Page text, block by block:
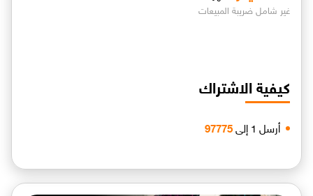
غير شامل ضريبة المبيعات
كيفية الاشتراك
أرسل 1 إلى 97775